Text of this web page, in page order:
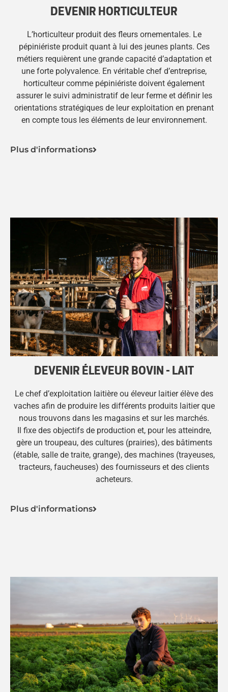
DEVENIR HORTICULTEUR
L’horticulteur produit des fleurs ornementales. Le
pépiniériste produit quant à lui des jeunes plants. Ces
métiers requièrent une grande capacité d’adaptation et
une forte polyvalence. En véritable chef d’entreprise,
horticulteur comme pépiniériste doivent également
assurer le suivi administratif de leur ferme et définir les
orientations stratégiques de leur exploitation en prenant
en compte tous les éléments de leur environnement.
Plus d'informations
DEVENIR ÉLEVEUR BOVIN - LAIT
Le chef d’exploitation laitière ou éleveur laitier élève des
vaches afin de produire les différents produits laitier que
nous trouvons dans les magasins et sur les marchés.
Il fixe des objectifs de production et, pour les atteindre,
gère un troupeau, des cultures (prairies), des bâtiments
(étable, salle de traite, grange), des machines (trayeuses,
tracteurs, faucheuses) des fournisseurs et des clients
acheteurs.
Plus d'informations